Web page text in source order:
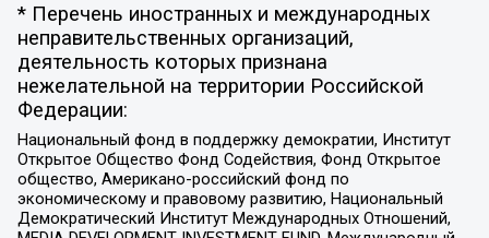
* Перечень иностранных и международных
неправительственных организаций,
деятельность которых признана
нежелательной на территории Российской
Федерации:
Национальный фонд в поддержку демократии, Институт
Открытое Общество Фонд Содействия, Фонд Открытое
общество, Американо-российский фонд по
экономическому и правовому развитию, Национальный
Демократический Институт Международных Отношений,